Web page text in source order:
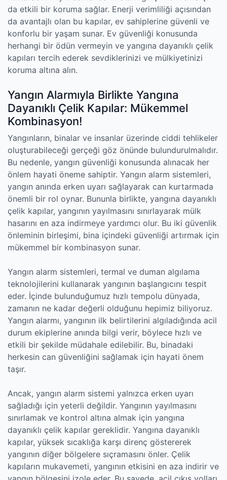
da etkili bir koruma sağlar. Enerji verimliliği açısından
da avantajlı olan bu kapılar, ev sahiplerine güvenli ve
konforlu bir yaşam sunar. Ev güvenliği konusunda
herhangi bir ödün vermeyin ve yangına dayanıklı çelik
kapıları tercih ederek sevdiklerinizi ve mülkiyetinizi
koruma altına alın.
Yangın Alarmıyla Birlikte Yangına
Dayanıklı Çelik Kapılar: Mükemmel
Kombinasyon!
Yangınların, binalar ve insanlar üzerinde ciddi tehlikeler
oluşturabileceği gerçeği göz önünde bulundurulmalıdır.
Bu nedenle, yangın güvenliği konusunda alınacak her
önlem hayati öneme sahiptir. Yangın alarm sistemleri,
yangın anında erken uyarı sağlayarak can kurtarmada
önemli bir rol oynar. Bununla birlikte, yangına dayanıklı
çelik kapılar, yangının yayılmasını sınırlayarak mülk
hasarını en aza indirmeye yardımcı olur. Bu iki güvenlik
önleminin birleşimi, bina içindeki güvenliği artırmak için
mükemmel bir kombinasyon sunar.
Yangın alarm sistemleri, termal ve duman algılama
teknolojilerini kullanarak yangının başlangıcını tespit
eder. İçinde bulunduğumuz hızlı tempolu dünyada,
zamanın ne kadar değerli olduğunu hepimiz biliyoruz.
Yangın alarmı, yangının ilk belirtilerini algıladığında acil
durum ekiplerine anında bilgi verir, böylece hızlı ve
etkili bir şekilde müdahale edilebilir. Bu, binadaki
herkesin can güvenliğini sağlamak için hayati önem
taşır.
Ancak, yangın alarm sistemi yalnızca erken uyarı
sağladığı için yeterli değildir. Yangının yayılmasını
sınırlamak ve kontrol altına almak için yangına
dayanıklı çelik kapılar gereklidir. Yangına dayanıklı
kapılar, yüksek sıcaklığa karşı direnç göstererek
yangının diğer bölgelere sıçramasını önler. Çelik
kapıların mukavemeti, yangının etkisini en aza indirir ve